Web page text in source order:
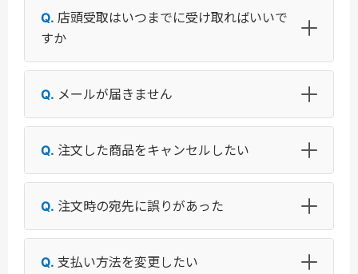
店頭受取はいつまでに受け取ればいいで
すか
メールが届きません
注文した商品をキャンセルしたい
注文時の宛先に誤りがあった
支払い方法を変更したい